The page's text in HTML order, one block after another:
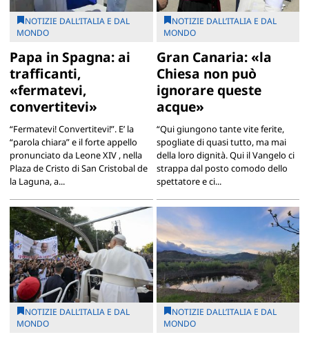
NOTIZIE DALL’ITALIA E DAL
MONDO
Papa in Spagna: ai
trafficanti,
«fermatevi,
convertitevi»
“Fermatevi! Convertitevi!”. E’ la
“parola chiara” e il forte appello
pronunciato da Leone XIV , nella
Plaza de Cristo di San Cristobal de
la Laguna, a...
NOTIZIE DALL’ITALIA E DAL
MONDO
Gran Canaria: «la
Chiesa non può
ignorare queste
acque»
“Qui giungono tante vite ferite,
spogliate di quasi tutto, ma mai
della loro dignità. Qui il Vangelo ci
strappa dal posto comodo dello
spettatore e ci...
NOTIZIE DALL’ITALIA E DAL
MONDO
NOTIZIE DALL’ITALIA E DAL
MONDO